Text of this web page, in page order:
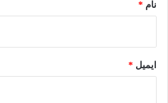
نام *
ایمیل *